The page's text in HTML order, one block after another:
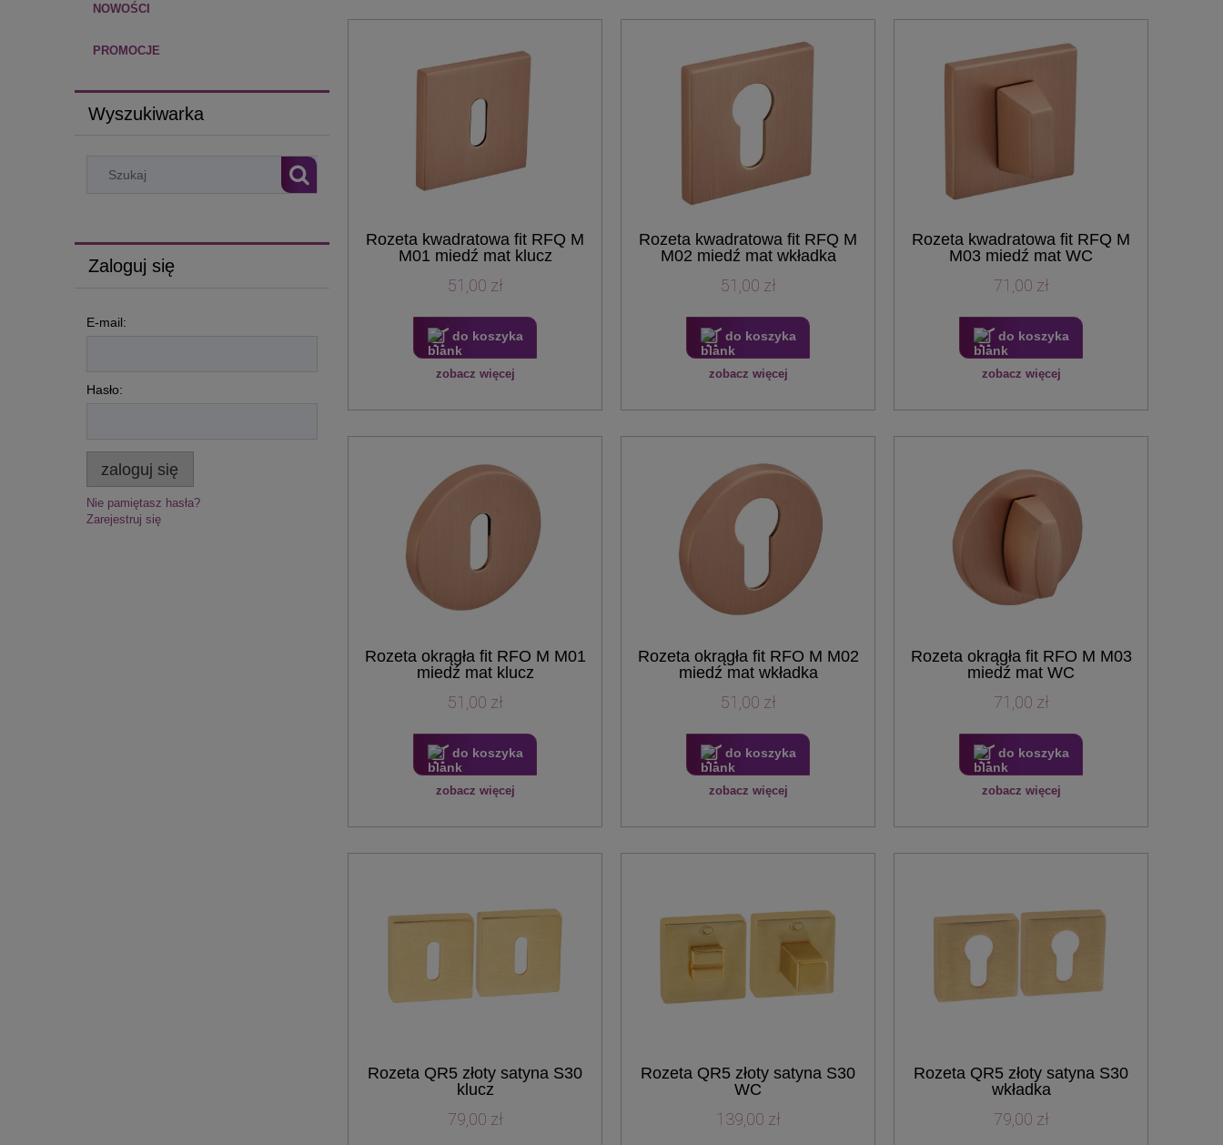
NOWOŚCI
PROMOCJE
Wyszukiwarka
Zaloguj się
E-mail:
Hasło:
zaloguj się
Nie pamiętasz hasła?
Zarejestruj się
Rozeta kwadratowa fit RFQ M
M01 miedź mat klucz
51,00 zł
do koszyka
zobacz więcej
Rozeta kwadratowa fit RFQ M
M02 miedź mat wkładka
51,00 zł
do koszyka
zobacz więcej
Rozeta kwadratowa fit RFQ M
M03 miedź mat WC
71,00 zł
do koszyka
zobacz więcej
Rozeta okrągła fit RFO M M01
miedź mat klucz
51,00 zł
do koszyka
zobacz więcej
Rozeta okrągła fit RFO M M02
miedź mat wkładka
51,00 zł
do koszyka
zobacz więcej
Rozeta okrągła fit RFO M M03
miedź mat WC
71,00 zł
do koszyka
zobacz więcej
Rozeta QR5 złoty satyna S30
klucz
79,00 zł
Rozeta QR5 złoty satyna S30
WC
139,00 zł
Rozeta QR5 złoty satyna S30
wkładka
79,00 zł